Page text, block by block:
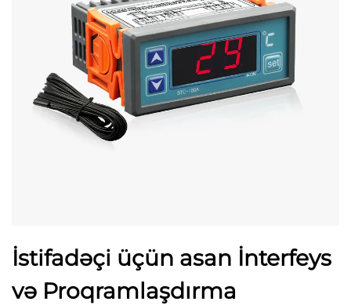
İstifadəçi üçün asan İnterfeys
və Proqramlaşdırma